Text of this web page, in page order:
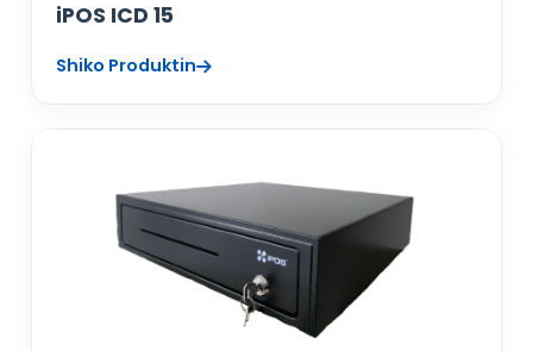
iPOS ICD 15
Shiko Produktin